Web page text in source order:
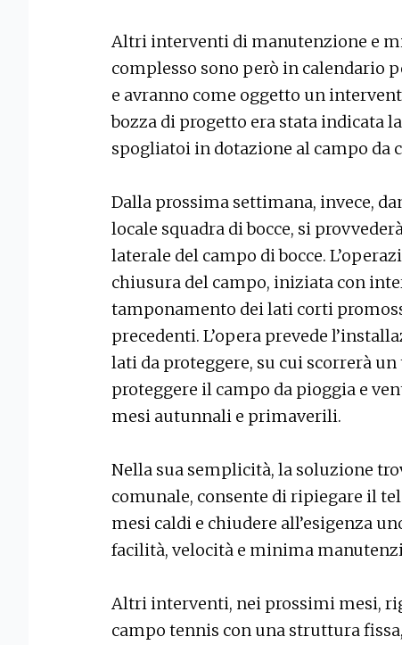
Altri interventi di manutenzione e
complesso sono però in calendario
e avranno come oggetto un
bozza di progetto era stata indicata
spogliatoi in dotazione al campo da
Dalla prossima settimana, invece,
locale squadra di bocce, si
laterale del campo di bocce.
chiusura del campo, iniziata con
tamponamento dei lati corti
precedenti. L’opera prevede
lati da proteggere, su cui scorrerà
proteggere il campo da pioggia e
mesi autunnali e primaverili.
Nella sua semplicità, la soluzione
comunale, consente di ripiegare il
mesi caldi e chiudere all’esigenza
facilità, velocità e minima
Altri interventi, nei prossimi mesi,
campo tennis con una struttura